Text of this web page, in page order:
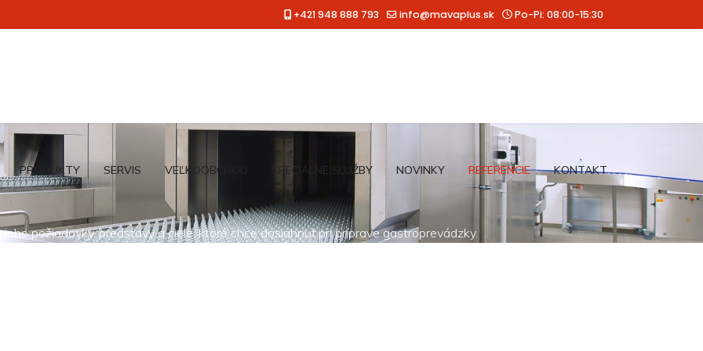
+421 948 888 793 info@mavaplus.sk Po-Pi: 08:00-15:30
PRODUKTY SERVIS VEĽKOOBCHOD ŠPECIÁLNE SLUŽBY NOVINKY REFERENCIE KONTAKT
požiadavky, predstavy a ciele, ktoré chce dosiahnuť pri príprave gastroprevádzky.